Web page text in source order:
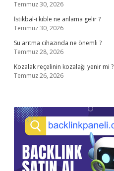
Temmuz 30, 2026
İstikbal-i kıble ne anlama gelir ?
Temmuz 30, 2026
Su arıtma cihazında ne önemli ?
Temmuz 28, 2026
Kozalak reçelinin kozalağı yenir mi ?
Temmuz 26, 2026